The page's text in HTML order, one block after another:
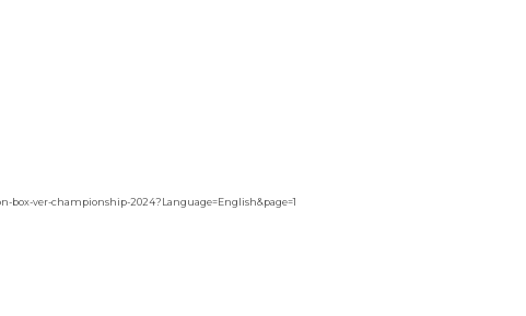
ver-championship-2024?Language=English&page=1